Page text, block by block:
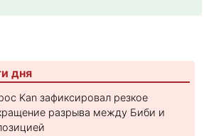
дня
Kan зафиксировал резкое
разрыва между Биби и